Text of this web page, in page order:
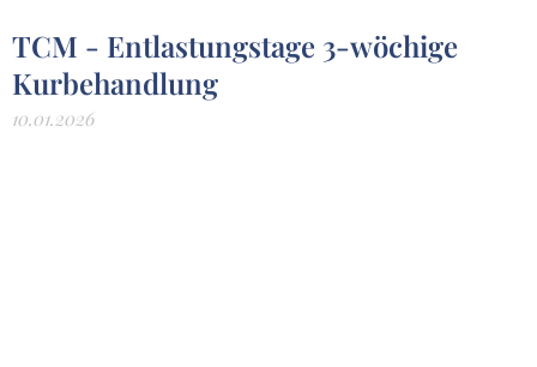
TCM - Entlastungstage 3-wöchige
Kurbehandlung
10.01.2026